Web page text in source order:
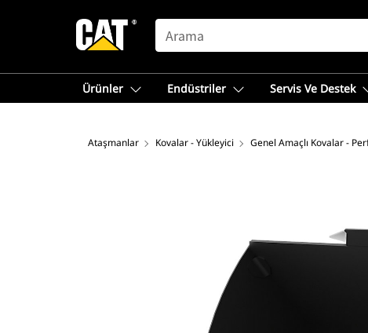
SEARCH
Ürünler Endüstriler Servis Ve Destek
Ataşmanlar Kovalar - Yükleyici Genel Amaçlı Kovalar -